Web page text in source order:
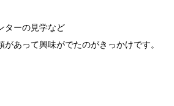
ターの見学など
あって興味がでたのがきっかけです。